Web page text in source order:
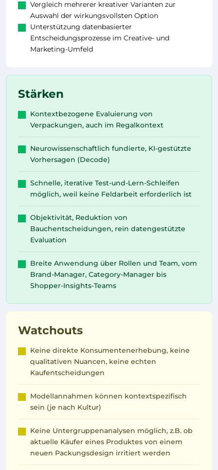
Vergleich mehrerer kreativer Varianten zur
Auswahl der wirkungsvollsten Option
Unterstützung datenbasierter
Entscheidungsprozesse im Creative- und
Marketing-Umfeld
Stärken
Kontextbezogene Evaluierung von
Verpackungen, auch im Regalkontext
Neurowissenschaftlich fundierte, KI-gestützte
Vorhersagen (Decode)
Schnelle, iterative Test-und-Lern-Schleifen
möglich, weil keine Feldarbeit erforderlich ist
Objektivität, Reduktion von
Bauchentscheidungen, rein datengestützte
Evaluation
Breite Anwendung über Rollen und Team, vom
Brand-Manager, Category-Manager bis
Shopper-Insights-Teams
Watchouts
Keine direkte Konsumentenerhebung, keine
qualitativen Nuancen, keine echten
Kaufentscheidungen
Modellannahmen können kontextspezifisch
sein (je nach Kultur)
Keine Untergruppenanalysen möglich, z.B. ob
aktuelle Käufer eines Produktes von einem
neuen Packungsdesign irritiert werden